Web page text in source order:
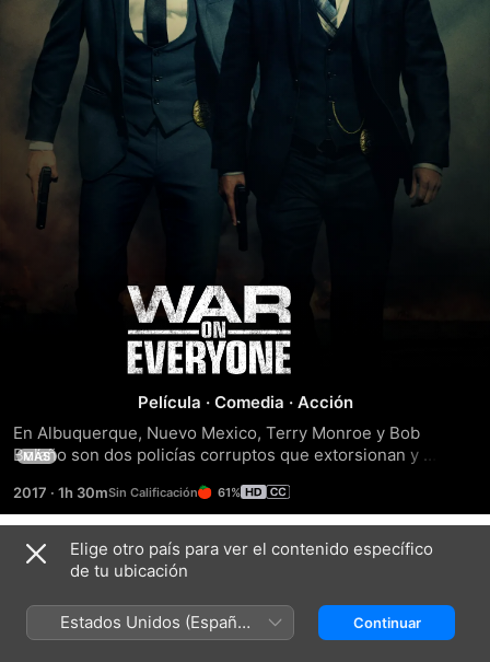
Dos
Contra
El
Mundo
Película · Comedia · Acción
En Albuquerque, Nuevo Mexico, Terry Monroe y Bob
Bolaño son dos policías corruptos que extorsionan y
camino. Las cosas se ponen feas cuando tratan de intimidar
a alguien que al parecer podría ser mas peligroso que ellos
dos juntos.
MÁS
2017 · 1h 30m 61%
Tráilers
Elige otro país para ver el contenido específico
de tu ubicación
Estados Unidos (Español
México)
Continuar